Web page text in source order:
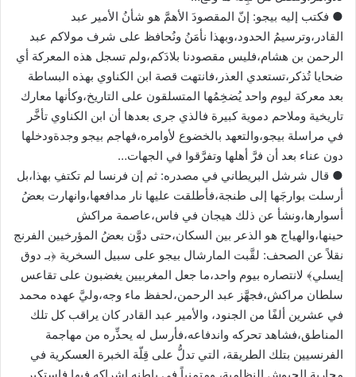
● فكتب إليه بيجو: إنّ المقصودَ الأهمَّ هو شأنُ الأمير عبد
القادر،وترسيمُ الحدود،وبهذا نأمَنُ ونُحافظ على شرف مولاكم عبد
الرحمن بن هشام،فليس مقصودنا بلادَكم،ولم تسجل هذه المعركة أي
ضحايا تُذكر،تستعدي العذر،فانتهت قصة ابن الكناوي بهذه البساطة
بعد معركة ليوم واحد يُضخِمُها المتسلقون على التاريخ،وكأنها معارك
تاريخية وملاحم دموية كبيرة فالذي جرى بعدها أن ابن الكناوي تأخَّر
في مراسلة بيجو،والتعهد بالخضوع لأوامره،فهاجم بيجو وجدةودخلها
دون عناء بعد أن فرَّ أهلها وتفرَّقوا في الجهات…
● قال شرشل البريطاني في مصدره: ثم إن فرنسا لم تكتفِ بهذا،بل
أرسلت بوارجَها إلى طنجة،فأطلقت عليها نار مدافعها،وانهارت بعضُ
أسوارها،ونشأ عن ذلك هيجان في فاس،عاصمة مراكش
حينها،والهياج هو الذعر بين السكان،حتى دوَّن بعضُ المؤرخيين الفرنج
نقلاً عن الصحف: لقَّبت المارشال بيجو على سبيل السخرية ﴿بـ دوق
إيسلي﴾ لانتصاره بيوم واحد،ما جعل المغربيين يغضبون على تقاعس
سلطان مراكش،فجهَّز عبد الرحمن،لحفظ ماء وجه،وليَّ عهده محمد
في عشرين ألفًا من الجنود، والأمير عبد القادر كان يراقب كل تلك
المناطق،فشاهد تحركه واندفاعه،فأرسل له يحذِّره من مهاجمة
الفرنسيين بتلك الطريقة، التي تدلُّ على قِلّة الخبرة العسكرية في